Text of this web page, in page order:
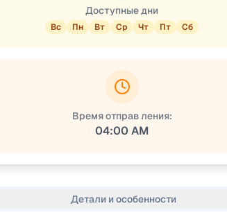
Доступные дни
Вс Пн Вт Ср Чт Пт Сб
Время отправ ления:
04:00 AM
Детали и особенности